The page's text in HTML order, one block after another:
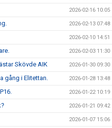
2026-02-16 10:05
2026-02-13 07:48
2026-02-10 14:51
2026-02-03 11:30
Skövde AIK 2026-01-30 09:30
gång i Elitettan. 2026-01-28 13:48
2026-01-22 10:19
2026-01-21 09:42
2026-01-07 15:06